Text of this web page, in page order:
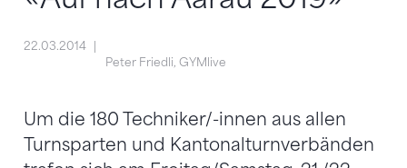
22.03.2014
Peter Friedli, GYMlive
Um die 180 Techniker/-innen aus allen
Turnsparten und Kantonalturnverbänden